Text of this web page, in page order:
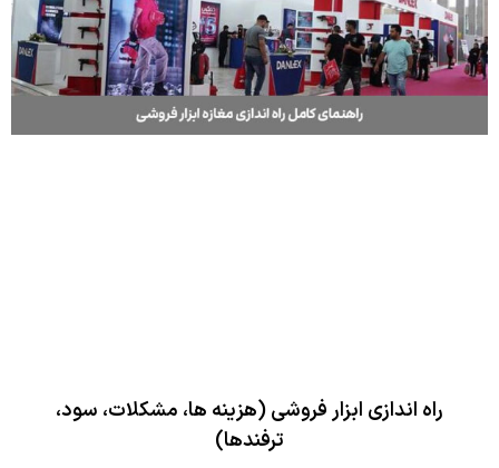
راه اندازی ابزار فروشی (هزینه ها، مشکلات، سود،
ترفندها)